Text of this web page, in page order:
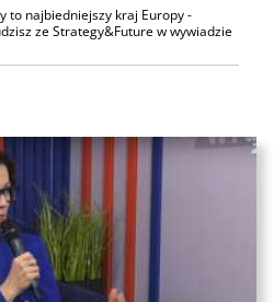
to najbiedniejszy kraj Europy -
ze Strategy&Future w wywiadzie